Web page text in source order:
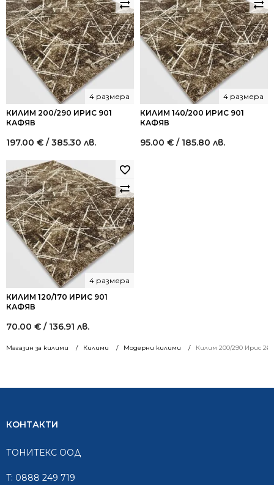
Магазин за килими Килими Модерни килими Килим 200/290 Ирис
/
1,020.00
лв..
/
612.17
лв..
КИЛИМ 200/290 ИРИС 901
КАФЯВ
4 размера
197.00 € / 385.30 лв.
КИЛИМ 140/200 ИРИС 901
КАФЯВ
4 размера
95.00 € / 185.80 лв.
КИЛИМ 120/170 ИРИС 901
КАФЯВ
4 размера
70.00 € / 136.91 лв.
КОНТАКТИ
ТОНИТЕКС ООД
T: 0888 249 719